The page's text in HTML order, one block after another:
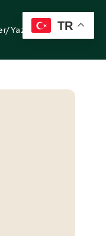
Yazılar İletişim
TR